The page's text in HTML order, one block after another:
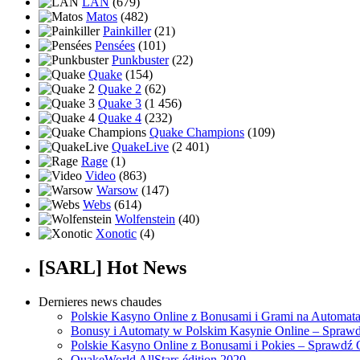
Matos (482)
Painkiller(21)
Pensées (101)
Punkbuster(22)
Quake (154)
Quake 2 (62)
Quake 3 (1 456)
Quake 4 (232)
Quake Champions (109)
QuakeLive (2 401)
Rage (1)
Video (863)
Warsow (147)
Webs (614)
Wolfenstein (40)
Xonotic (4)
[SARL] Hot News
Dernieres news chaudes
Polskie Kasyno Online z Bonusami i Grami na
Bonusy i Automaty w Polskim Kasynie Online –
Polskie Kasyno Online z Bonusami i Pokies – Sprawdź